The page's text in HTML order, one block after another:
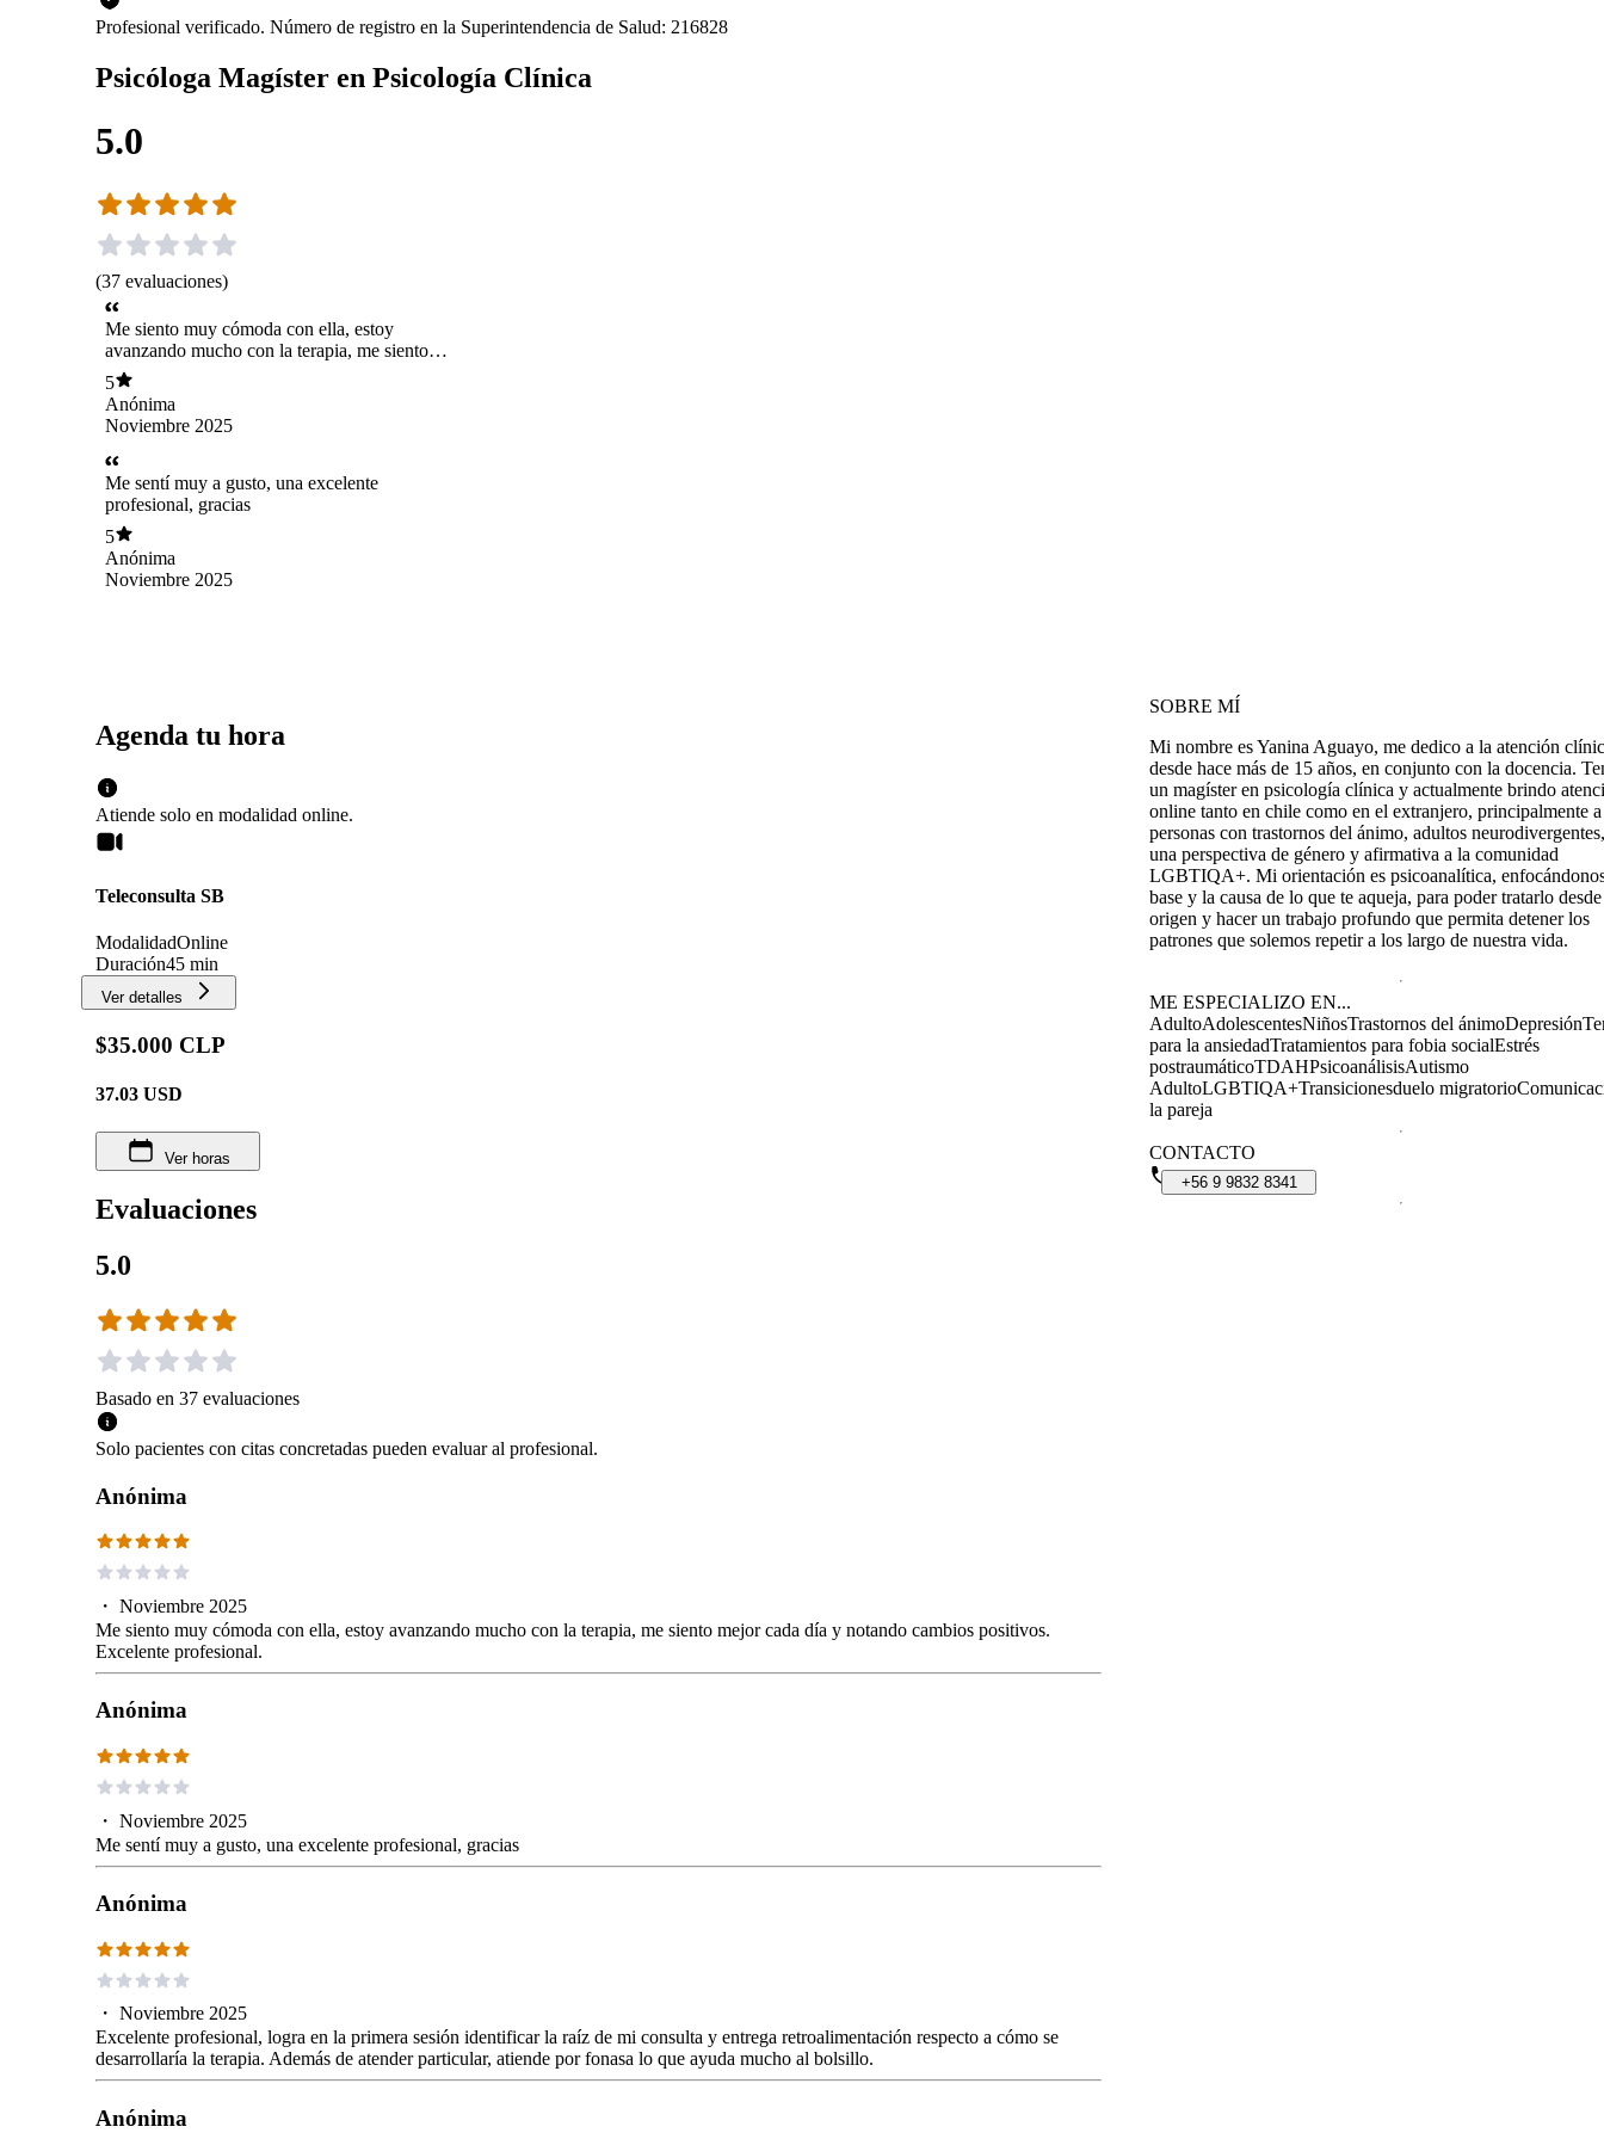
Profesional verificado. Número de registro en la Superintendencia de Salud: 216828
Psicóloga Magíster en Psicología Clínica
5.0
(37 evaluaciones)
Me siento muy cómoda con ella, estoy
avanzando mucho con la terapia, me siento
mejor cada día y notando cambios positivos.
Excelente profesional.
5
Anónima
Noviembre 2025
Me sentí muy a gusto, una excelente
profesional, gracias
5
Anónima
Noviembre 2025
Agenda tu hora
Atiende solo en modalidad online.
Teleconsulta SB
ModalidadOnline
Duración45 min
Ver detalles
$35.000 CLP
37.03 USD
Ver horas
Evaluaciones
5.0
Basado en 37 evaluaciones
Solo pacientes con citas concretadas pueden evaluar al profesional.
Anónima
・ Noviembre 2025
Me siento muy cómoda con ella, estoy avanzando mucho con la terapia, me siento mejor cada día y notando cambios positivos.
Excelente profesional.
Anónima
・ Noviembre 2025
Me sentí muy a gusto, una excelente profesional, gracias
Anónima
・ Noviembre 2025
Excelente profesional, logra en la primera sesión identificar la raíz de mi consulta y entrega retroalimentación respecto a cómo se
desarrollaría la terapia. Además de atender particular, atiende por fonasa lo que ayuda mucho al bolsillo.
Anónima
SOBRE MÍ
Mi nombre es Yanina Aguayo, me dedico a la atención
desde hace más de 15 años, en conjunto con la docencia.
un magíster en psicología clínica y actualmente brindo
online tanto en chile como en el extranjero, principalmente a
personas con trastornos del ánimo, adultos
una perspectiva de género y afirmativa a la comunidad
LGBTIQA+. Mi orientación es psicoanalítica,
base y la causa de lo que te aqueja, para poder tratarlo
origen y hacer un trabajo profundo que permita detener los
patrones que solemos repetir a los largo de nuestra vida.
ME ESPECIALIZO EN...
AdultoAdolescentesNiñosTrastornos del ánimoDepresión
para la ansiedadTratamientos para fobia socialEstrés
postraumáticoTDAHPsicoanálisisAutismo
AdultoLGBTIQA+Transicionesduelo migratorio
la pareja
CONTACTO
+56 9 9832 8341